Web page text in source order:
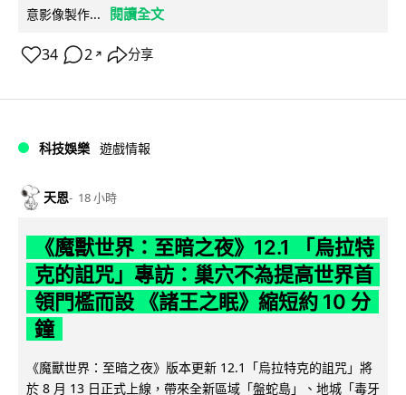
意影像製作...
閱讀全文
34 2 ↗ 分享
科技娛樂 遊戲情報
天恩 18 小時
《魔獸世界：至暗之夜》12.1 「烏拉特
克的詛咒」專訪：巢穴不為提高世界首
領門檻而設 《諸王之眠》縮短約 10 分
鐘
《魔獸世界：至暗之夜》版本更新 12.1「烏拉特克的詛咒」將
於 8 月 13 日正式上線，帶來全新區域「盤蛇島」、地城「毒牙